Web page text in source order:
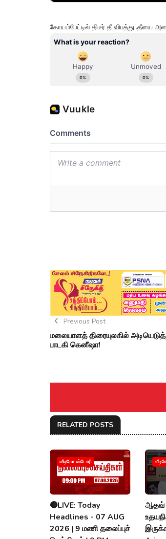
கோயம்பேட்டில் திடீர் தீ விபத்து..தீயை
Previous Post
மலையாளத் திரையுலகில்
பாடகி கெனீஷா!
RELATED POSTS
வீடியோ ஸ்டோரி
🔴LIVE: Today
Headlines - 07 AUG
2026 | 9 மணி தலைப்புச்
ஆதவ்